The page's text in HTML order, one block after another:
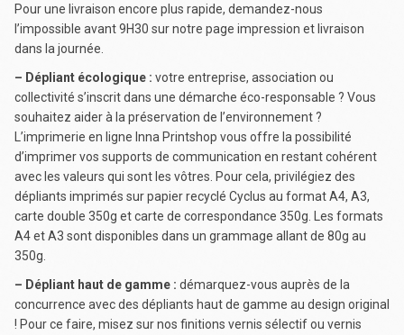
Pour une livraison encore plus rapide, demandez-nous
l’impossible avant 9H30 sur notre page impression et livraison
dans la journée.
– Dépliant écologique : votre entreprise, association ou
collectivité s’inscrit dans une démarche éco-responsable ? Vous
souhaitez aider à la préservation de l’environnement ?
L’imprimerie en ligne Inna Printshop vous offre la possibilité
d’imprimer vos supports de communication en restant cohérent
avec les valeurs qui sont les vôtres. Pour cela, privilégiez des
dépliants imprimés sur papier recyclé Cyclus au format A4, A3,
carte double 350g et carte de correspondance 350g. Les formats
A4 et A3 sont disponibles dans un grammage allant de 80g au
350g.
– Dépliant haut de gamme : démarquez-vous auprès de la
concurrence avec des dépliants haut de gamme au design original
! Pour ce faire, misez sur nos finitions vernis sélectif ou vernis